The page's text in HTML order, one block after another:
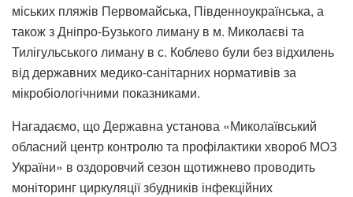
міських пляжів Первомайська, Південноукраїнська, а
також з Дніпро-Бузького лиману в м. Миколаєві та
Тилігульського лиману в с. Коблево були без відхилень
від державних медико-санітарних нормативів за
мікробіологічними показниками.
Нагадаємо, що Державна установа «Миколаївський
обласний центр контролю та профілактики хвороб МОЗ
України» в оздоровчий сезон щотижнево проводить
моніторинг циркуляції збудників інфекційних